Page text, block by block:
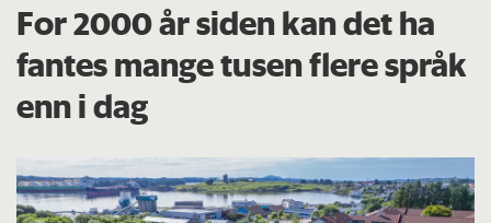
For 2000 år siden kan det ha
fantes mange tusen flere språk
enn i dag